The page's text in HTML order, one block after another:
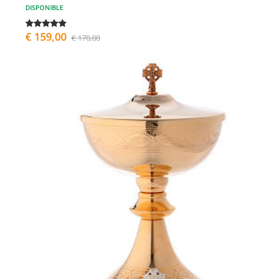
DISPONIBLE
€ 159,00 € 170,00